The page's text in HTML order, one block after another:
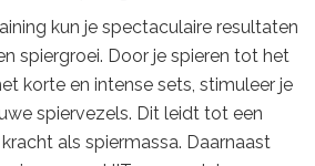
kun je spectaculaire resultaten
spiergroei. Door je spieren tot het
korte en intense sets, stimuleer je
spiervezels. Dit leidt tot een
als spiermassa. Daarnaast